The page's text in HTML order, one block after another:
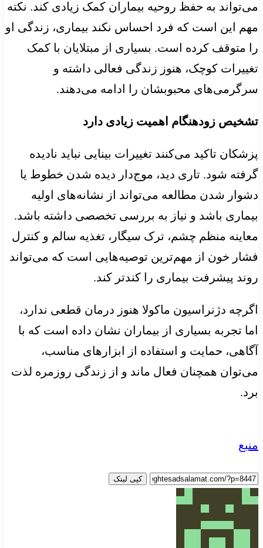
می‌تواند به حفظ روحیه بیماران کمک زیادی کند. نکته
مهم این است که فرد احساس نکند بیماری، زندگی او
را متوقف کرده است. بسیاری از مبتلایان با کمک
تغییرات کوچک، هنوز زندگی فعالی داشته و
سرگرمی‌های محبوبشان را ادامه می‌دهند.
تشخیص زودهنگام اهمیت زیادی دارد
پزشکان تاکید می‌کنند تغییرات بینایی نباید نادیده
گرفته شود. تاری دید، موج‌دار دیده شدن خطوط یا
دشوار شدن مطالعه می‌تواند از نشانه‌های اولیه
بیماری باشد و نیاز به بررسی تخصصی داشته باشد.
معاینه منظم چشم، ترک سیگار، تغذیه سالم و کنترل
فشار خون از مهم‌ترین توصیه‌هایی است که می‌تواند
روند پیشرفت بیماری را کندتر کند.
اگرچه دژنراسیون ماکولا هنوز درمان قطعی ندارد،
اما تجربه بسیاری از بیماران نشان داده است که با
آگاهی، حمایت و استفاده از ابزارهای مناسب،
می‌توان همچنان فعال ماند و از زندگی روزمره لذت
برد.
منبع
کپی لینک